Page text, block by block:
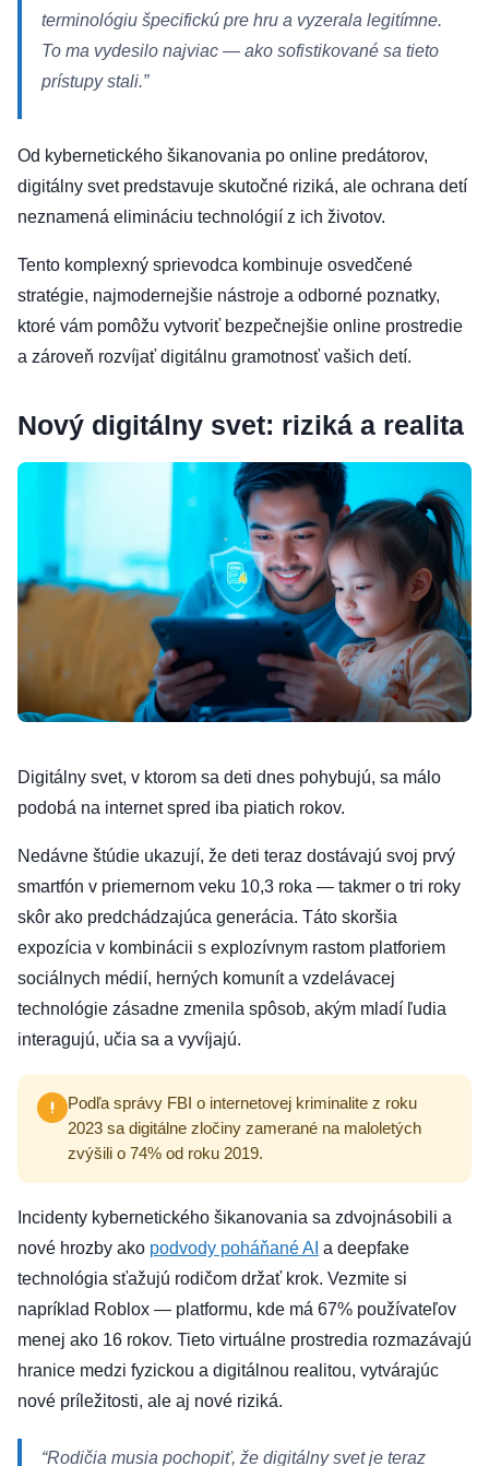
terminológiu špecifickú pre hru a vyzerala legitímne.
To ma vydesilo najviac — ako sofistikované sa tieto
prístupy stali.”
Od kybernetického šikanovania po online predátorov,
digitálny svet predstavuje skutočné riziká, ale ochrana detí
neznamená elimináciu technológií z ich životov.
Tento komplexný sprievodca kombinuje osvedčené
stratégie, najmodernejšie nástroje a odborné poznatky,
ktoré vám pomôžu vytvoriť bezpečnejšie online prostredie
a zároveň rozvíjať digitálnu gramotnosť vašich detí.
Nový digitálny svet: riziká a realita
Digitálny svet, v ktorom sa deti dnes pohybujú, sa málo
podobá na internet spred iba piatich rokov.
Nedávne štúdie ukazují, že deti teraz dostávajú svoj prvý
smartfón v priemernom veku 10,3 roka — takmer o tri roky
skôr ako predchádzajúca generácia. Táto skoršia
expozícia v kombinácii s explozívnym rastom platforiem
sociálnych médií, herných komunít a vzdelávacej
technológie zásadne zmenila spôsob, akým mladí ľudia
interagujú, učia sa a vyvíjajú.
Podľa správy FBI o internetovej kriminalite z roku
2023 sa digitálne zločiny zamerané na maloletých
zvýšili o 74% od roku 2019.
Incidenty kybernetického šikanovania sa zdvojnásobili a
nové hrozby ako podvody poháňané AI a deepfake
technológia sťažujú rodičom držať krok. Vezmite si
napríklad Roblox — platformu, kde má 67% používateľov
menej ako 16 rokov. Tieto virtuálne prostredia rozmazávajú
hranice medzi fyzickou a digitálnou realitou, vytvárajúc
nové príležitosti, ale aj nové riziká.
“Rodičia musia pochopiť, že digitálny svet je teraz